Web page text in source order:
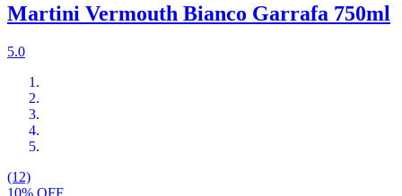
Martini Vermouth Bianco Garrafa 750ml
5.0
(12)
10% OFF